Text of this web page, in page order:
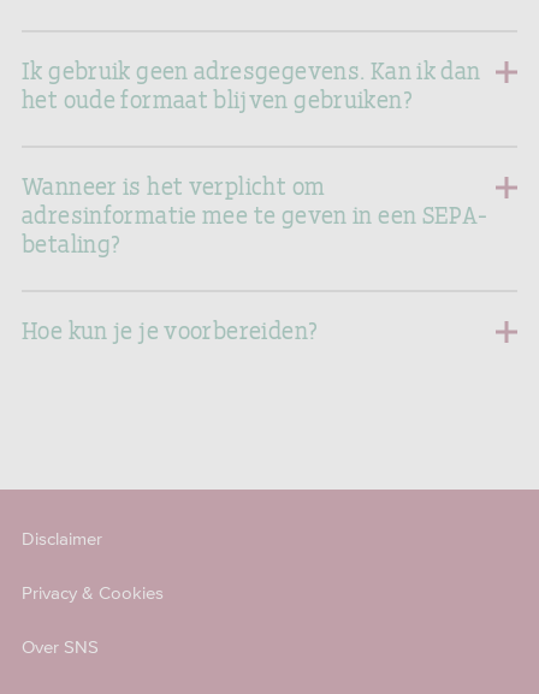
Ik gebruik geen adresgegevens. Kan ik dan
het oude formaat blijven gebruiken?
Wanneer is het verplicht om
adresinformatie mee te geven in een SEPA-
betaling?
Hoe kun je je voorbereiden?
Disclaimer
Privacy & Cookies
Over SNS